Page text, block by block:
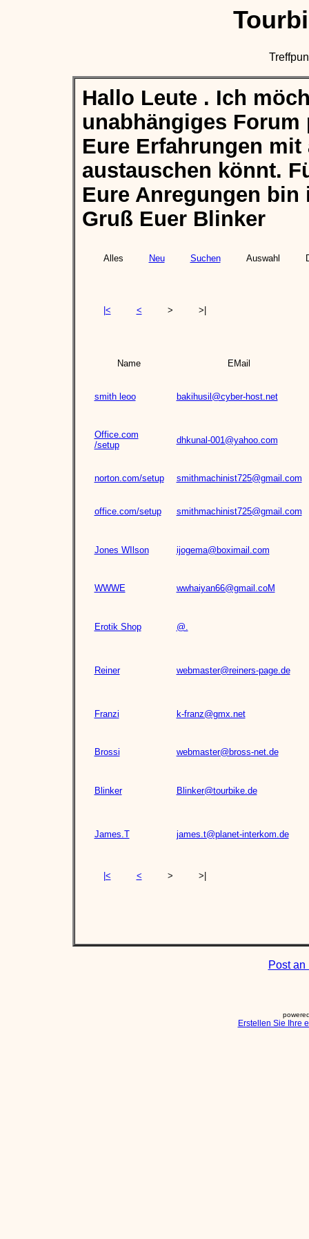
Hallo Leute . Ich
unabhängiges
Eure Erfahrungen
austauschen könnt.
Eure Anregungen bin
Gruß Euer Blinker
Alles Neu Suchen Auswahl
|< < > >|
Name EMail
smith leoo bakihusil@cyber-host.net
Office.com
/setup
dhkunal-001@yahoo.com
norton.com/setup smithmachinist725@gmail.com
office.com/setup smithmachinist725@gmail.com
Jones WIlson ijogema@boximail.com
WWWE wwhaiyan66@gmail.coM
Erotik Shop @.
Reiner webmaster@reiners-page.de
Franzi k-franz@gmx.net
Brossi webmaster@bross-net.de
Blinker Blinker@tourbike.de
James.T james.t@planet-interkom.de
|< < > >|
Post an
Erstellen Sie Ihre